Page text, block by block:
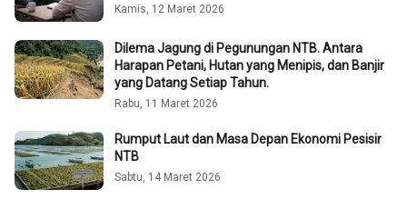
Kamis, 12 Maret 2026
Dilema Jagung di Pegunungan NTB. Antara
Harapan Petani, Hutan yang Menipis, dan Banjir
yang Datang Setiap Tahun.
Rabu, 11 Maret 2026
Rumput Laut dan Masa Depan Ekonomi Pesisir
NTB
Sabtu, 14 Maret 2026